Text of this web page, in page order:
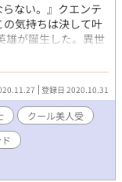
らない。』クエンテ
気持ちは決して叶
雄が誕生した。異世
王国に被害を出し
の守護を王国に授
森との境に出ていた
りつつあった。 ア
勇者に憧れ、竜騎
青みがかった長い
なる。幼馴染のド
ていく。※「見習
のスピンオフ。単
登録日 2020.10.31
クール美人受